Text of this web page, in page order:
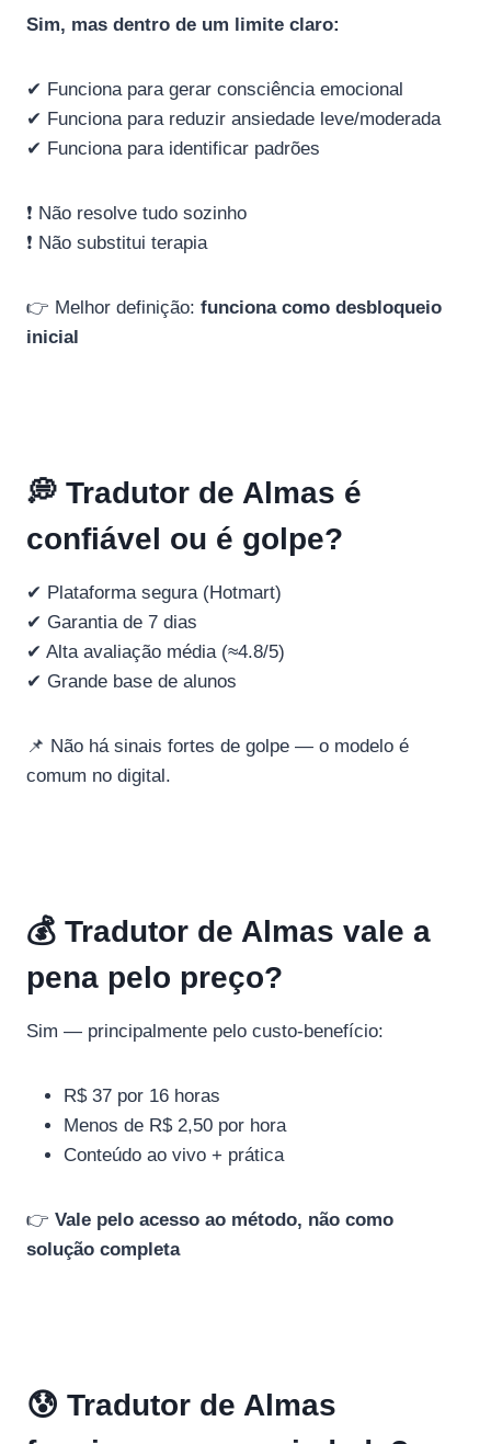
Sim, mas dentro de um limite claro:
✔ Funciona para gerar consciência emocional
✔ Funciona para reduzir ansiedade leve/moderada
✔ Funciona para identificar padrões
❗ Não resolve tudo sozinho
❗ Não substitui terapia
👉 Melhor definição: funciona como desbloqueio
inicial
💭 Tradutor de Almas é
confiável ou é golpe?
✔ Plataforma segura (Hotmart)
✔ Garantia de 7 dias
✔ Alta avaliação média (≈4.8/5)
✔ Grande base de alunos
📌 Não há sinais fortes de golpe — o modelo é
comum no digital.
💰 Tradutor de Almas vale a
pena pelo preço?
Sim — principalmente pelo custo-benefício:
R$ 37 por 16 horas
Menos de R$ 2,50 por hora
Conteúdo ao vivo + prática
👉 Vale pelo acesso ao método, não como
solução completa
😰 Tradutor de Almas